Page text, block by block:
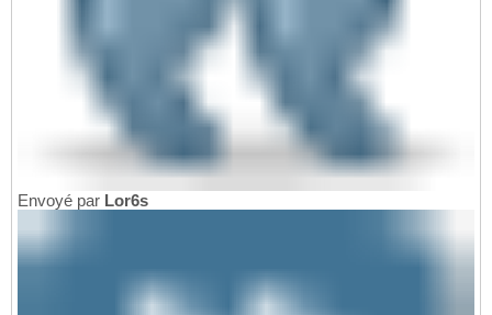
Envoyé par Lor6s